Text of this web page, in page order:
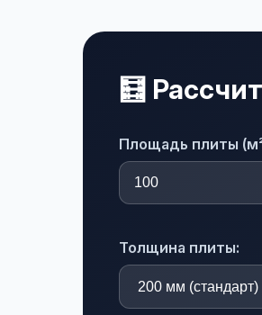
🧮
Площадь плиты
Толщина плиты: